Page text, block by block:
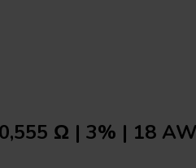
Ω | 3% | 18